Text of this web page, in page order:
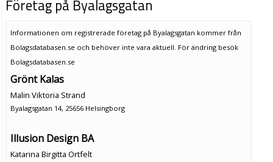
Företag på Byalagsgatan
Informationen om registrerade företag på Byalagsgatan kommer från
Bolagsdatabasen.se och behöver inte vara aktuell. För ändring besök
Bolagsdatabasen.se
Grönt Kalas
Malin Viktoria Strand
Byalagsgatan 14, 25656 Helsingborg
Illusion Design BA
Katarina Birgitta Ortfelt